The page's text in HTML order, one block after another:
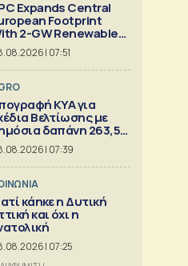
Expands Central
Footprint
2-GW Renewables
| 07:51
ΚΥΑ για
Βελτίωσης με
δαπάνη 263,5
| 07:39
κάηκε η Δυτική
και όχι η
| 07:25